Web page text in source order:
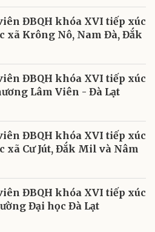
ĐBQH khóa XVI tiếp xúc
xã Krông Nô, Nam Đà, Đắk
ĐBQH khóa XVI tiếp xúc
Lâm Viên - Đà Lạt
ĐBQH khóa XVI tiếp xúc
xã Cư Jút, Đắk Mil và Nâm
ĐBQH khóa XVI tiếp xúc
Đại học Đà Lạt